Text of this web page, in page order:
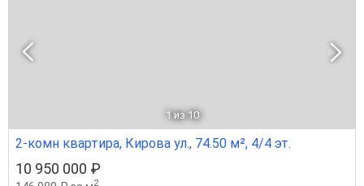
1 из 10
2-комн квартира, Кирова ул., 74.50 м², 4/4 эт.
10 950 000 ₽
2